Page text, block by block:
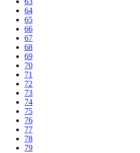
64
65
66
67
68
69
70
71
72
73
74
75
76
77
78
79